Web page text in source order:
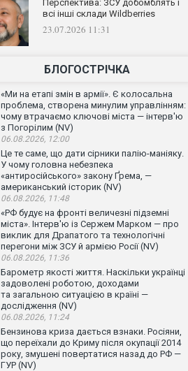
Перспектива: ЗСУ добомблять і
всі інші склади Wildberries
23.07.2026 11:31
БЛОГОСТРІЧКА
«Ми на етапі змін в армії». Є колосальна
проблема, створена минулим управлінням:
чому втрачаємо ключові міста — інтерв'ю
з Погорілим (NV)
06.08.2026, 12:00
Це те саме, що дати сірники палію-маніяку.
У чому головна небезпека
«антиросійського» закону Ґрема, —
американський історик (NV)
06.08.2026, 11:48
«РФ будує на фронті величезні підземні
міста». Інтерв'ю із Сержем Марком — про
виклик для Драпатого та технологічні
перегони між ЗСУ й армією Росії (NV)
06.08.2026, 11:36
Барометр якості життя. Наскільки українці
задоволені роботою, доходами
та загальною ситуацією в країні —
дослідження (NV)
06.08.2026, 11:24
Бензинова криза дається взнаки. Росіяни,
що переїхали до Криму після окупації 2014
року, змушені повертатися назад до РФ —
ГУР (NV)